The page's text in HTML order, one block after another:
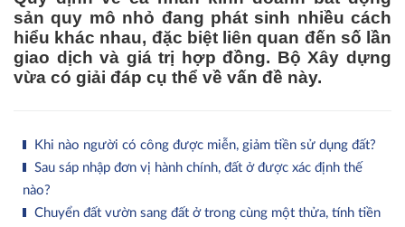
sản quy mô nhỏ đang phát sinh nhiều cách
hiểu khác nhau, đặc biệt liên quan đến số lần
giao dịch và giá trị hợp đồng. Bộ Xây dựng
vừa có giải đáp cụ thể về vấn đề này.
Khi nào người có công được miễn, giảm tiền sử dụng đất?
Sau sáp nhập đơn vị hành chính, đất ở được xác định thế
nào?
Chuyển đất vườn sang đất ở trong cùng một thửa, tính tiền